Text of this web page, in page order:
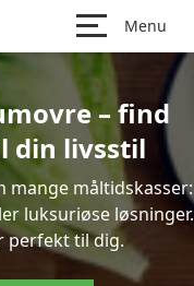
Menu
– find
din livsstil
mange måltidskasser:
luksuriøse løsninger.
perfekt til dig.